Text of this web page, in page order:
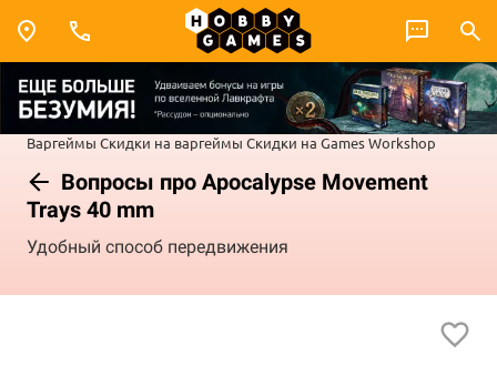
Варгеймы Скидки на варгеймы Скидки на Games Workshop
Вопросы про Apocalypse Movement
Trays 40 mm
Удобный способ передвижения